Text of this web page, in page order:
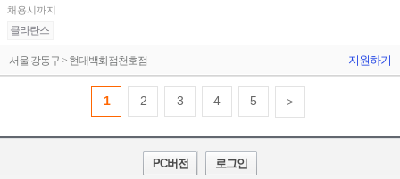
채용시까지
클라란스
서울 강동구 > 현대백화점천호점 지원하기
1 2 3 4 5 >
PC버전 로그인